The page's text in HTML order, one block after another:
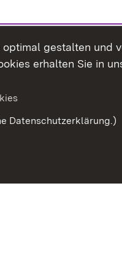
gestalten und
erhalten Sie in
Datenschutzerklärung.)